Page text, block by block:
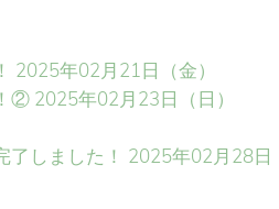
2025年02月21日（金）
② 2025年02月23日（日）
しました！ 2025年02月28日